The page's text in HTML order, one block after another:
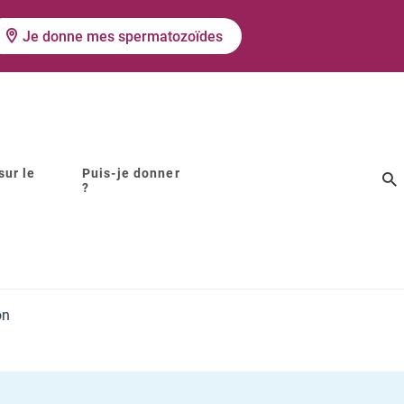
Je donne mes spermatozoïdes
le
Puis-je donner
?